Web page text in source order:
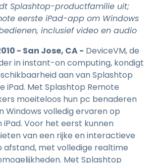
Splashtop-productfamilie uit;
eerste iPad-app om Windows
inclusief video en audio
- San Jose, CA - DeviceVM, de
in instant-on computing, kondigt
aan van Splashtop
iPad. Met Splashtop Remote
moeiteloos hun pc benaderen
Windows volledig ervaren op
iPad. Voor het eerst kunnen
van een rijke en interactieve
met volledige realtime
Met Splashtop